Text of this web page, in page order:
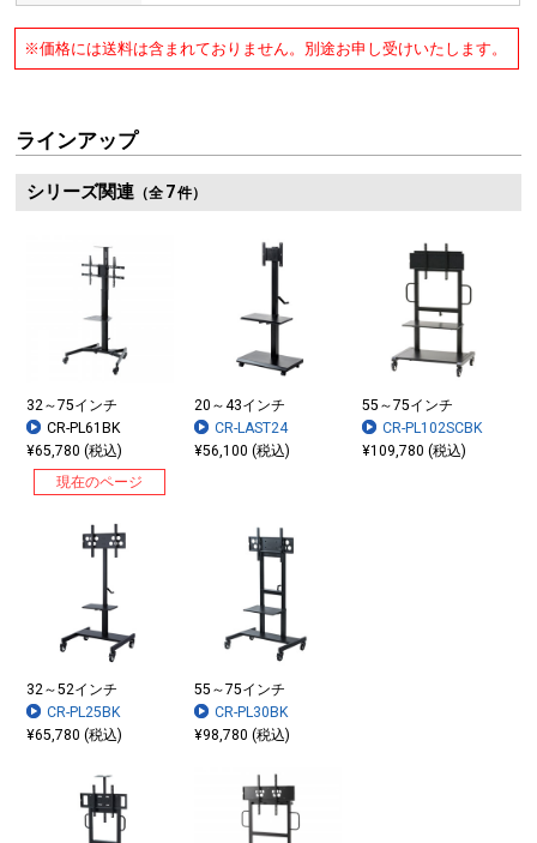
背面にケーブルを通せるフックが付いており、すっきり配線できます。
VESA規格対応
※価格には送料は含まれておりません。別途お申し受けいたします。
ラインアップ
シリーズ関連（全 7件）
32～75インチ
CR-PL61BK
¥65,780 (税込)
現在のページ
20～43インチ
CR-LAST24
¥56,100 (税込)
55～75インチ
CR-PL102SCBK
¥109,780 (税込)
32～52インチ
CR-PL25BK
¥65,780 (税込)
55～75インチ
CR-PL30BK
¥98,780 (税込)